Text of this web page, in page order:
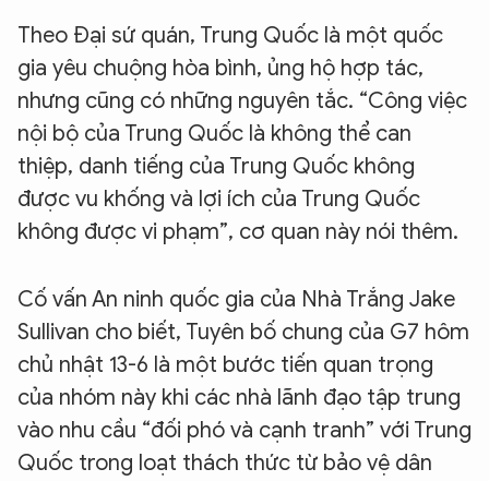
Theo Đại sứ quán, Trung Quốc là một quốc
gia yêu chuộng hòa bình, ủng hộ hợp tác,
nhưng cũng có những nguyên tắc. “Công việc
nội bộ của Trung Quốc là không thể can
thiệp, danh tiếng của Trung Quốc không
được vu khống và lợi ích của Trung Quốc
không được vi phạm”, cơ quan này nói thêm.
Cố vấn An ninh quốc gia của Nhà Trắng Jake
Sullivan cho biết, Tuyên bố chung của G7 hôm
chủ nhật 13-6 là một bước tiến quan trọng
của nhóm này khi các nhà lãnh đạo tập trung
vào nhu cầu “đối phó và cạnh tranh” với Trung
Quốc trong loạt thách thức từ bảo vệ dân